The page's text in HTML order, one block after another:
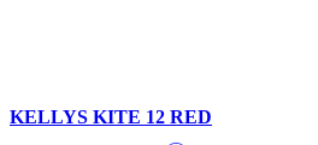
KELLYS KITE 12 RED